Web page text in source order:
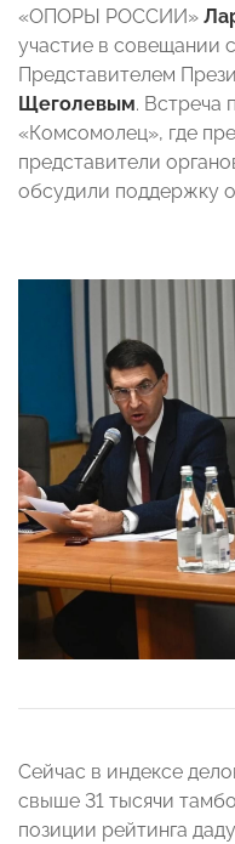
«ОПОРЫ РОССИИ»
участие в совещании
Представителем
Щеголевым. Встреча
«Комсомолец», где
представители
обсудили поддержку
Сейчас в индексе
свыше 31 тысячи
позиции рейтинга